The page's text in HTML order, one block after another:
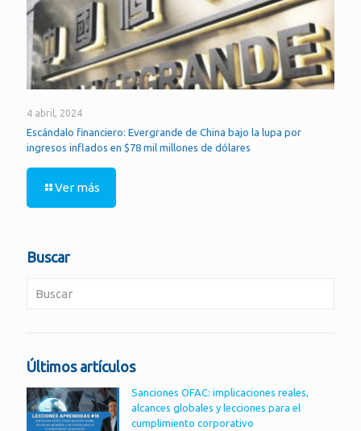
4 abril, 2024
Escándalo financiero: Evergrande de China bajo la lupa por
ingresos inflados en $78 mil millones de dólares
Ver más
Buscar
Últimos artículos
Sanciones OFAC: implicaciones reales,
alcances globales y lecciones para el
cumplimiento corporativo